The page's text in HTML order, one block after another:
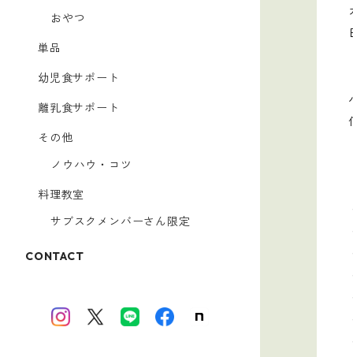
おやつ
単品
幼児食サポート
離乳食サポート
その他
ノウハウ・コツ
料理教室
サブスクメンバーさん限定
CONTACT